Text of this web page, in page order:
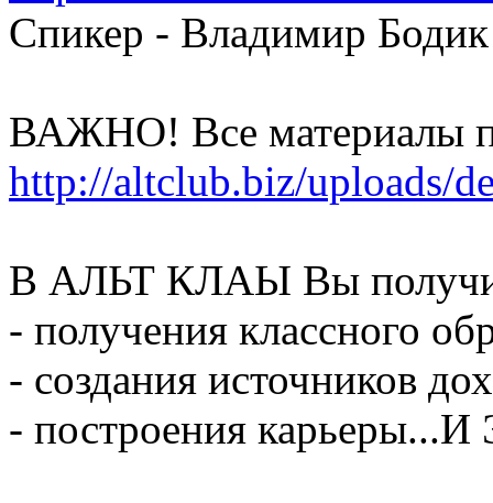
Спикер - Владимир Бодик
ВАЖНО! Все материалы
http://altclub.biz/uploads/
В АЛЬТ КЛАЫ Вы
- получения классного
- создания источников
- построения